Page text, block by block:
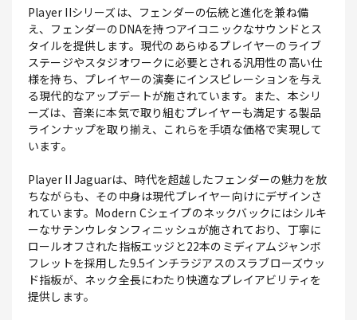
Player IIシリーズは、フェンダーの伝統と進化を兼ね備
え、フェンダーのDNAを持つアイコニックなサウンドとス
タイルを提供します。現代のあらゆるプレイヤーのライブ
ステージやスタジオワークに必要とされる汎用性の高い仕
様を持ち、プレイヤーの演奏にインスピレーションを与え
る現代的なアップデートが施されています。また、本シリ
ーズは、音楽に本気で取り組むプレイヤーも満足する製品
ラインナップを取り揃え、これらを手頃な価格で実現して
います。
Player II Jaguarは、時代を超越したフェンダーの魅力を放
ちながらも、その中身は現代プレイヤー向けにデザインさ
れています。Modern Cシェイプのネックバックにはシルキ
ーなサテンウレタンフィニッシュが施されており、丁寧に
ロールオフされた指板エッジと22本のミディアムジャンボ
フレットを採用した9.5インチラジアスのスラブローズウッ
ド指板が、ネック全長にわたり快適なプレイアビリティを
提供します。